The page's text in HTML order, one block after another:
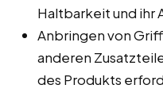
Haltbarkeit und ihr
Anbringen von
anderen
des Produkts